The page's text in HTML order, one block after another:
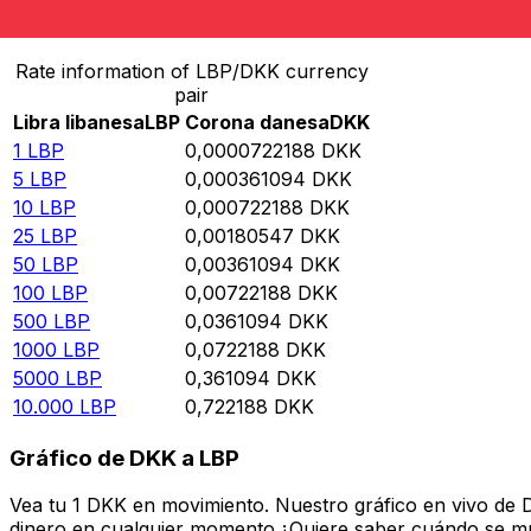
Rate information of LBP/DKK currency
pair
Libra libanesaLBP Corona danesaDKK
1 LBP 0,0000722188 DKK
5 LBP 0,000361094 DKK
10 LBP 0,000722188 DKK
25 LBP 0,00180547 DKK
50 LBP 0,00361094 DKK
100 LBP 0,00722188 DKK
500 LBP 0,0361094 DKK
1000 LBP 0,0722188 DKK
5000 LBP 0,361094 DKK
10.000 LBP 0,722188 DKK
Gráfico de DKK a LBP
Vea tu 1 DKK en movimiento. Nuestro gráfico en vivo de